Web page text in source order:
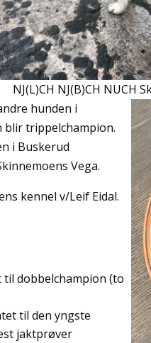
NJ(L)CH NJ(B)CH NUCH
hunden i
blir trippelchampion.
i Buskerud
Vega.
kennel v/Leif Eidal.
dobbelchampion (to
til den yngste
jaktprøver